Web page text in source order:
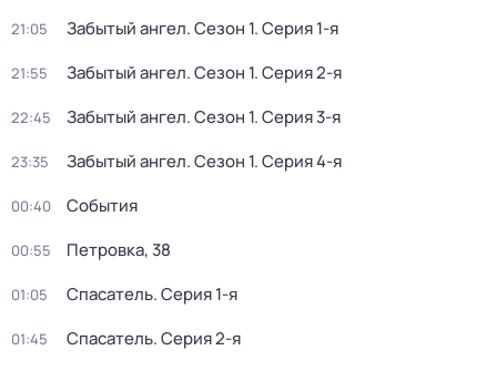
21:05 Забытый ангел. Сезон 1. Серия 1-я
21:55 Забытый ангел. Сезон 1. Серия 2-я
22:45 Забытый ангел. Сезон 1. Серия 3-я
23:35 Забытый ангел. Сезон 1. Серия 4-я
00:40 События
00:55 Петровка, 38
01:05 Спасатель. Серия 1-я
01:45 Спасатель. Серия 2-я